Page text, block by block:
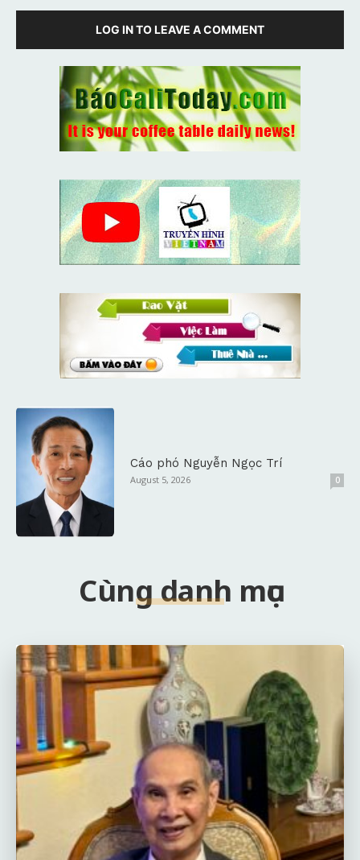
LOG IN TO LEAVE A COMMENT
Cáo phó Nguyễn Ngọc Trí
August 5, 2026 0
Cùng danh mục